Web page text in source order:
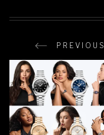
PREVIOUS